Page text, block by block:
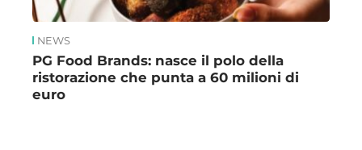
NEWS
PG Food Brands: nasce il polo della
ristorazione che punta a 60 milioni di
euro